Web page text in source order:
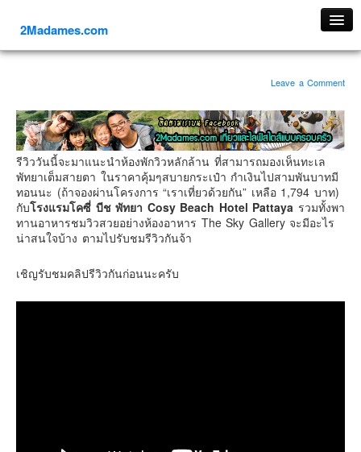
2Madames.com
ภาคใต้
ภาคตะวันออก
ภาคกลาง
ภาคตะวันตก
ภาคอีสาน
ทริปต่างประเทศ
ยุโรป
Leave a Comment
รีวิววันนี้จะมาแนะนำห้องพักวิวหลักล้าน ที่สามารถมองเห็นทะเล
พัทยาเต็มสายตา ในราคาคุ้มๆสบายกระเป๋า กำเงินไปสามพันบาทมี
ทอนนะ (ถ้าจองผ่านโครงการ “เราเที่ยวด้วยกัน” เหลือ 1,794 บาท)
กับโรงแรมโคซี่ บีช พัทยา Cosy Beach Hotel Pattaya รวมทั้งพา
ทานอาหารชมวิวสวยอย่างห้องอาหาร The Sky Gallery จะมีอะไร
น่าสนใจบ้าง ตามไปรับชมรีวิวกันจ้า
เชิญรับชมคลิปรีวิวกันก่อนนะครับ